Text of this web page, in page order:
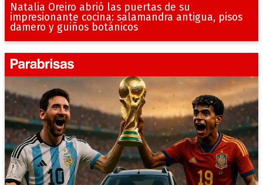
Natalia Oreiro abrió las puertas de su
impresionante cocina: salamandra antigua, pisos
damero y guiños botánicos